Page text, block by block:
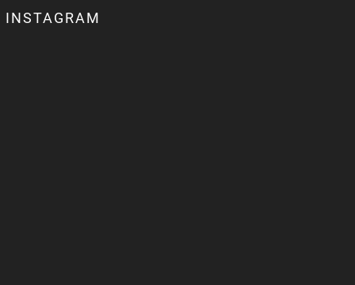
INSTAGRAM